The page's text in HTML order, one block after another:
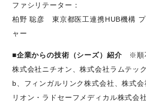
ファシリテーター：
柏野 聡彦 東京都医工連携HUB機構 プ
ャー
■企業からの技術（シーズ）紹介
※順
株式会社ニチオン、株式会社ラムテッ
b、フィンガルリンク株式会社、株式
リオン・ラドセーフメディカル株式会社